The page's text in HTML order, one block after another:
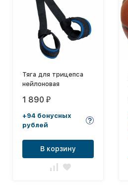
Тяга для трицепса
нейлоновая
1 890 ₽
+94 бонусных
рублей
В корзину